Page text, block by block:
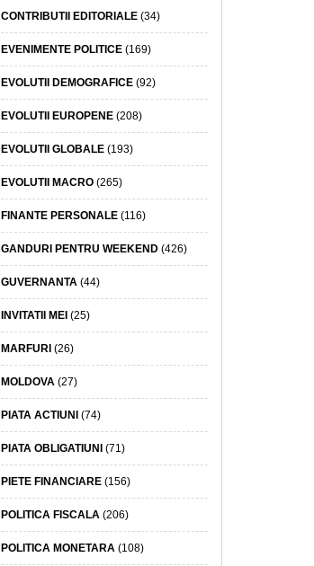
CONTRIBUTII EDITORIALE(34)
EVENIMENTE POLITICE(169)
EVOLUTII DEMOGRAFICE(92)
EVOLUTII EUROPENE(208)
EVOLUTII GLOBALE(193)
EVOLUTII MACRO(265)
FINANTE PERSONALE(116)
GANDURI PENTRU WEEKEND(426)
GUVERNANTA (44)
INVITATII MEI(25)
MARFURI(26)
MOLDOVA (27)
PIATA ACTIUNI(74)
PIATA OBLIGATIUNI(71)
PIETE FINANCIARE(156)
POLITICA FISCALA (206)
POLITICA MONETARA (108)